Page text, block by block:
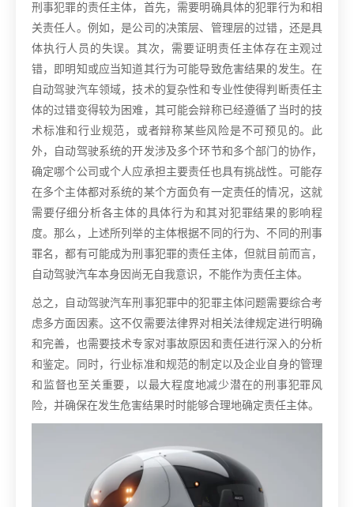
刑事犯罪的责任主体，首先，需要明确具体的犯罪行为和相
关责任人。例如，是公司的决策层、管理层的过错，还是具
体执行人员的失误。其次，需要证明责任主体存在主观过
错，即明知或应当知道其行为可能导致危害结果的发生。在
自动驾驶汽车领域，技术的复杂性和专业性使得判断责任主
体的过错变得较为困难，其可能会辩称已经遵循了当时的技
术标准和行业规范，或者辩称某些风险是不可预见的。此
外，自动驾驶系统的开发涉及多个环节和多个部门的协作，
确定哪个公司或个人应承担主要责任也具有挑战性。可能存
在多个主体都对系统的某个方面负有一定责任的情况，这就
需要仔细分析各主体的具体行为和其对犯罪结果的影响程
度。那么，上述所列举的主体根据不同的行为、不同的刑事
罪名，都有可能成为刑事犯罪的责任主体，但就目前而言，
自动驾驶汽车本身因尚无自我意识，不能作为责任主体。
总之，自动驾驶汽车刑事犯罪中的犯罪主体问题需要综合考
虑多方面因素。这不仅需要法律界对相关法律规定进行明确
和完善，也需要技术专家对事故原因和责任进行深入的分析
和鉴定。同时，行业标准和规范的制定以及企业自身的管理
和监督也至关重要，以最大程度地减少潜在的刑事犯罪风
险，并确保在发生危害结果时时能够合理地确定责任主体。